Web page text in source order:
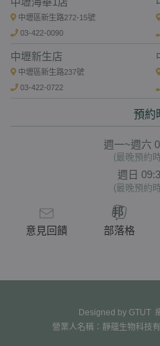
中壢區新生路272-15號
03-422-0090
中壢新生店
中壢區新生路237號
03-422-0722
預約
週一~週六
(最晚預約
週日
(最晚預約
意見回饋 部落格
Designed by GTUT
營業人名稱：靜蘊生物科技